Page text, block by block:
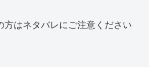
はネタバレにご注意ください